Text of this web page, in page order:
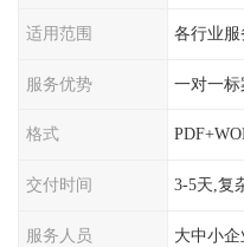
适用范围 各行业
服务优势 一对一
格式
交付时间 3-5天,复
服务人员 大中小企